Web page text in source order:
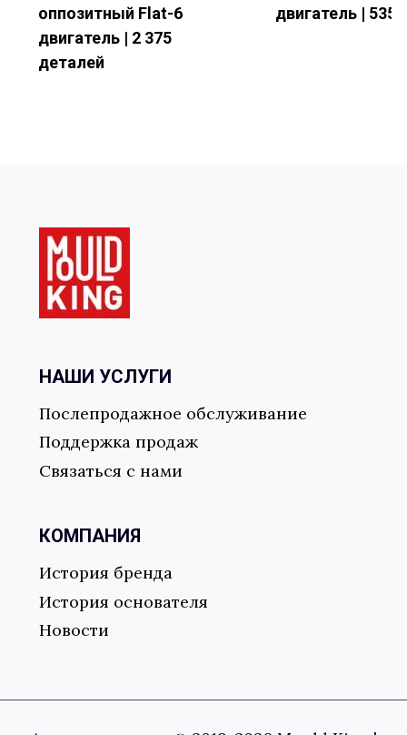
Страна
оппозитный Flat-6
двигатель | 2 375
деталей
двигатель | 535
НАШИ УСЛУГИ
Послепродажное обслуживание
Поддержка продаж
Связаться с нами
КОМПАНИЯ
История бренда
История основателя
Новости